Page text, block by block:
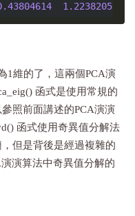
1.22382056
1維的了，這兩個PCA演
函式是使用常規的
照前面講述的PCA演演
函式使用奇異值分解法
但是背後是經過複雜的
演算法中奇異值分解的